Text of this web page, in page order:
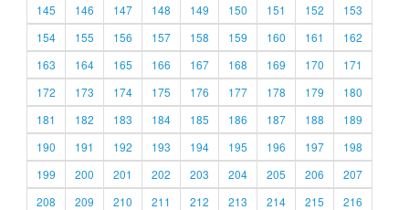
145
146 147 148 149 150 151 152
153
154
155 156 157 158 159 160 161
162
163
164 165 166 167 168 169 170
171
172
173 174 175 176 177 178 179
180
181
182 183 184 185 186 187 188
189
190
191 192 193 194 195 196 197
198
199
200 201 202 203 204 205 206
207
208
209 210 211 212 213 214 215
216